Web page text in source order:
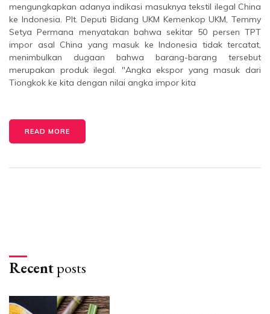
mengungkapkan adanya indikasi masuknya tekstil ilegal China
ke Indonesia. Plt. Deputi Bidang UKM Kemenkop UKM, Temmy
Setya Permana menyatakan bahwa sekitar 50 persen TPT
impor asal China yang masuk ke Indonesia tidak tercatat,
menimbulkan dugaan bahwa barang-barang tersebut
merupakan produk ilegal. "Angka ekspor yang masuk dari
Tiongkok ke kita dengan nilai angka impor kita
READ MORE
Recentposts